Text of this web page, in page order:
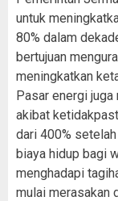
untuk
80% dalam
bertujuan
meningkatkan
Pasar energi
akibat
dari 400%
biaya hidup bagi
menghadapi
mulai merasakan